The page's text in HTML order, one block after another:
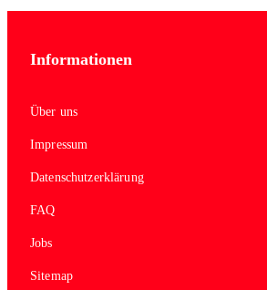
Informationen
Über uns
Impressum
Datenschutzerklärung
FAQ
Jobs
Sitemap